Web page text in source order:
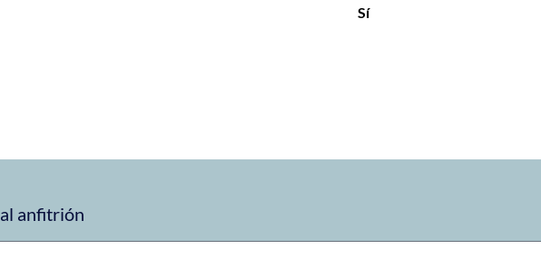
fresco, desayunar o disfrutar de un momento de
da a una tranquila calle residencial, lo que contribuye a
Sí
anfitrión